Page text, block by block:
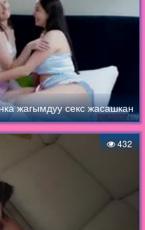
жагымдуу секс жасашкан
432